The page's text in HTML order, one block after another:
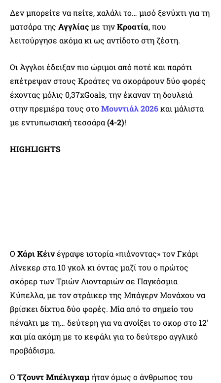
Δεν μπορείτε να πείτε, χαλάλι το… μισό ξενύχτι για τη
ματσάρα της Αγγλίαςμε τηνΚροατία, που
λειτούργησε ακόμα κι ως αντίδοτο στη ζέστη.
Οι Άγγλοι έδειξαν πιο ώριμοι από ποτέ και παρότι
επέτρεψαν στους Κροάτες να σκοράρουν δύο φορές
έχοντας μόλις 0,37xGoals, την έκαναν τη δουλειά
στην πρεμιέρα τους στοΜουντιάλ 2026και μάλιστα
με εντυπωσιακή τεσσάρα(4-2)!
HIGHLIGHTS
Ο Χάρι Κέινέγραψε ιστορία «πιάνοντας» τον Γκάρι
Λίνεκερ στα 10 γκολ κι όντας μαζί του ο πρώτος
σκόρερ των Τριών Λιονταριών σε Παγκόσμια
Κύπελλα, με τον στράικερ της Μπάγερν Μονάχου να
βρίσκει δίχτυα δύο φορές. Μία από το σημείο του
πέναλτι με τη… δεύτερη για να ανοίξει το σκορ στο 12′
και μία ακόμη με το κεφάλι για το δεύτερο αγγλικό
προβάδισμα.
Ο Τζουντ Μπέλιγχαμήταν όμως ο άνθρωπος του